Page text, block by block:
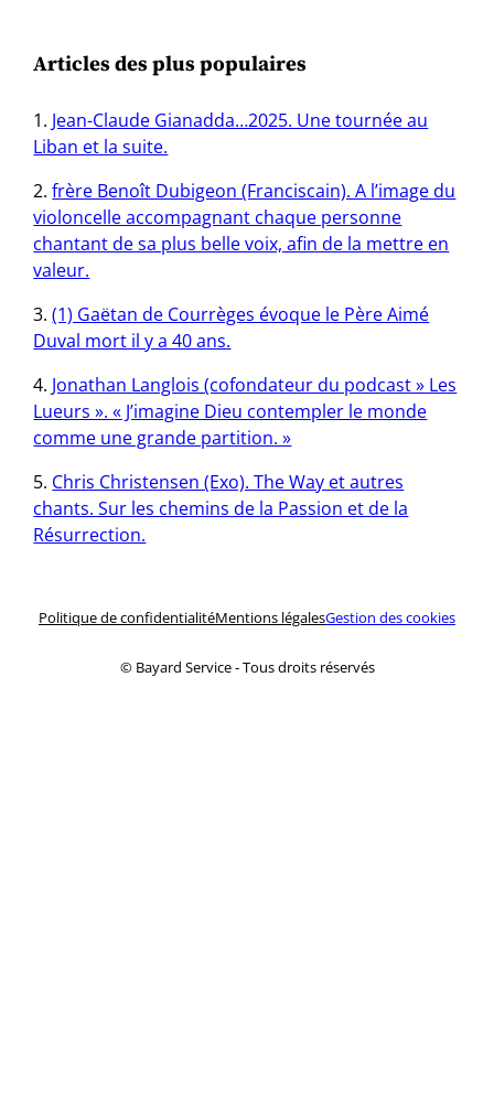
Articles des plus populaires
Jean-Claude Gianadda…2025. Une tournée au
Liban et la suite.
frère Benoît Dubigeon (Franciscain). A l’image du
violoncelle accompagnant chaque personne
chantant de sa plus belle voix, afin de la mettre en
valeur.
(1) Gaëtan de Courrèges évoque le Père Aimé
Duval mort il y a 40 ans.
Jonathan Langlois (cofondateur du podcast » Les
Lueurs ». « J’imagine Dieu contempler le monde
comme une grande partition. »
Chris Christensen (Exo). The Way et autres
chants. Sur les chemins de la Passion et de la
Résurrection.
Politique de confidentialitéMentions légalesGestion des cookies
© Bayard Service ‑ Tous droits réservés